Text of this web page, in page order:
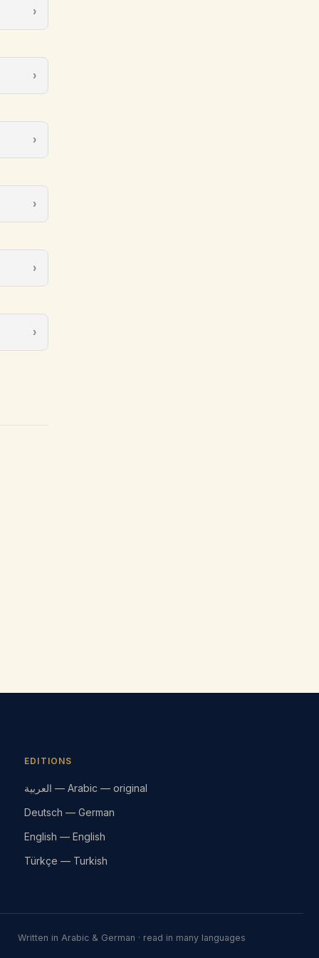
EDITIONS
العربية — Arabic — original
Deutsch — German
English — English
Türkçe — Turkish
Written in Arabic & German · read in many languages